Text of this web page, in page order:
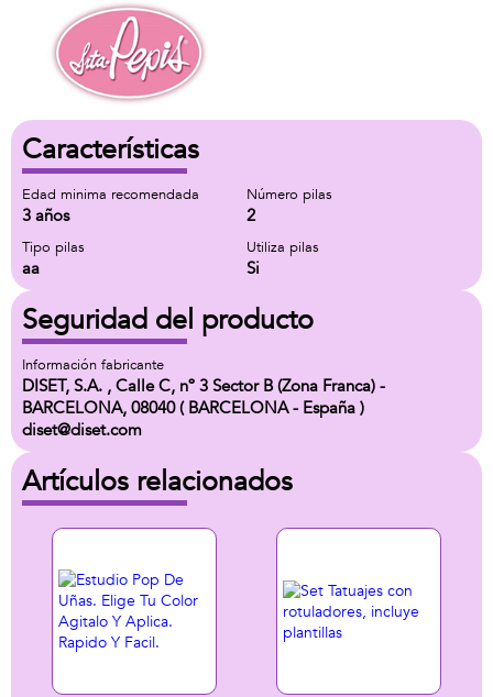
Características
Edad minima recomendada
3 años
Número pilas
2
Tipo pilas
aa
Utiliza pilas
Si
Seguridad del producto
Información fabricante
DISET, S.A. , Calle C, nº 3 Sector B (Zona Franca) -
BARCELONA, 08040 ( BARCELONA - España )
diset@diset.com
Artículos relacionados